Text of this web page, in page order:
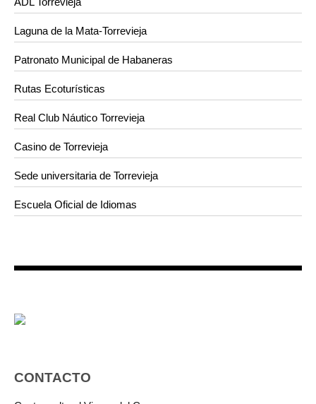
Laguna de la Mata-Torrevieja
Patronato Municipal de Habaneras
Rutas Ecoturísticas
Real Club Náutico Torrevieja
Casino de Torrevieja
Sede universitaria de Torrevieja
Escuela Oficial de Idiomas
CONTACTO